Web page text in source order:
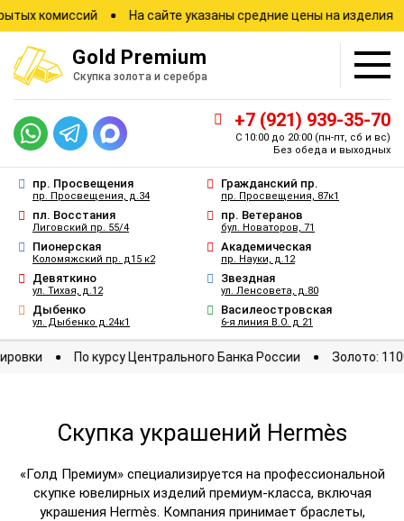
На сайте указаны средние цены на изделия
Gold Premium
Скупка золота и серебра
пр. Просвещения
пр. Просвещения, д.34
Гражданский пр.
пр. Просвещения, 87к1
пл. Восстания
Лиговский пр. 55/4
пр. Ветеранов
бул. Новаторов, 71
Пионерская
Коломяжский пр. д15 к2
Академическая
пр. Науки, д.12
Девяткино
ул. Тихая, д.12
Звездная
ул. Ленсовета, д.80
Дыбенко
ул. Дыбенко д.24к1
Василеостровская
6-я линия В.О. д 21
+7 (921) 939-35-70
С 10:00 до 20:00 (пн-пт, сб и вс)
Без обеда и выходных
котировки По курсу Центрального Банка России
Скупка украшений Hermès
«Голд Премиум» специализируется на профессиональной
скупке ювелирных изделий премиум-класса, включая
украшения Hermès. Компания принимает браслеты,